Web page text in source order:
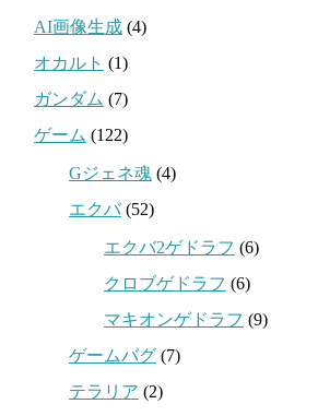
AI画像生成 (4)
オカルト (1)
ガンダム (7)
ゲーム (122)
Gジェネ魂 (4)
エクバ(52)
エクバ2ゲドラフ (6)
クロブゲドラフ (6)
マキオンゲドラフ (9)
ゲームバグ (7)
テラリア (2)